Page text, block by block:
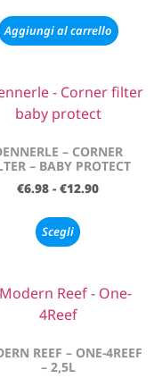
Aggiungi al carrello
– CORNER
– BABY PROTECT
€6.98 - €12.90
Scegli
REEF – ONE-4REEF
– 2,5L